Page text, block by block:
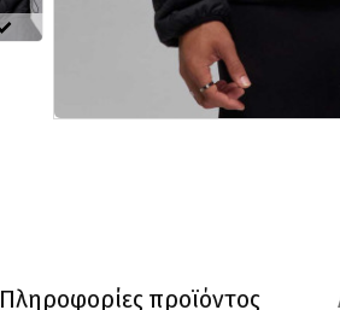
Πληροφορίες προϊόντος